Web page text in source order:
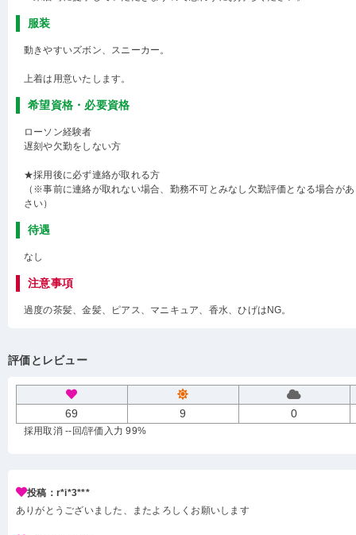
服装
動きやすいズボン、スニーカー。
上着は用意いたします。
希望資格・必要資格
ローソン経験者
遅刻や欠勤をしない方
★採用後に必ず連絡が取れる方
（※事前に連絡が取れない場合、勤務不可とみなし欠勤評価となる場合が
さい）
待遇
なし
注意事項
過度の茶髪、金髪、ピアス、マニキュア、香水、ひげはNG。
評価とレビュー
69 9 0
採用取消 --回/評価入力 99%
投稿：r*i*3***
ありがとうございました、またよろしくお願いします